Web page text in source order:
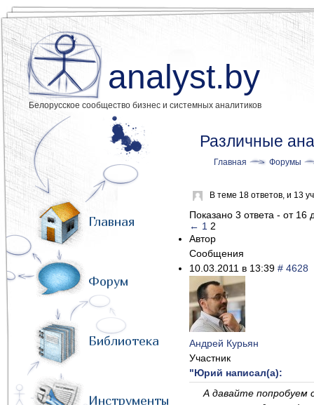
analyst.by
Белорусское сообщество бизнес и системных аналитиков
Главная
Форум
Библиотека
Инструменты
Различные
Главная Форумы
В теме 18 ответов, и 13
Показано 3 ответа - от 16
← 1 2
Автор
Сообщения
10.03.2011 в 13:39 # 4628
Андрей Курьян
Участник
"Юрий написал(а):
А давайте попробуем